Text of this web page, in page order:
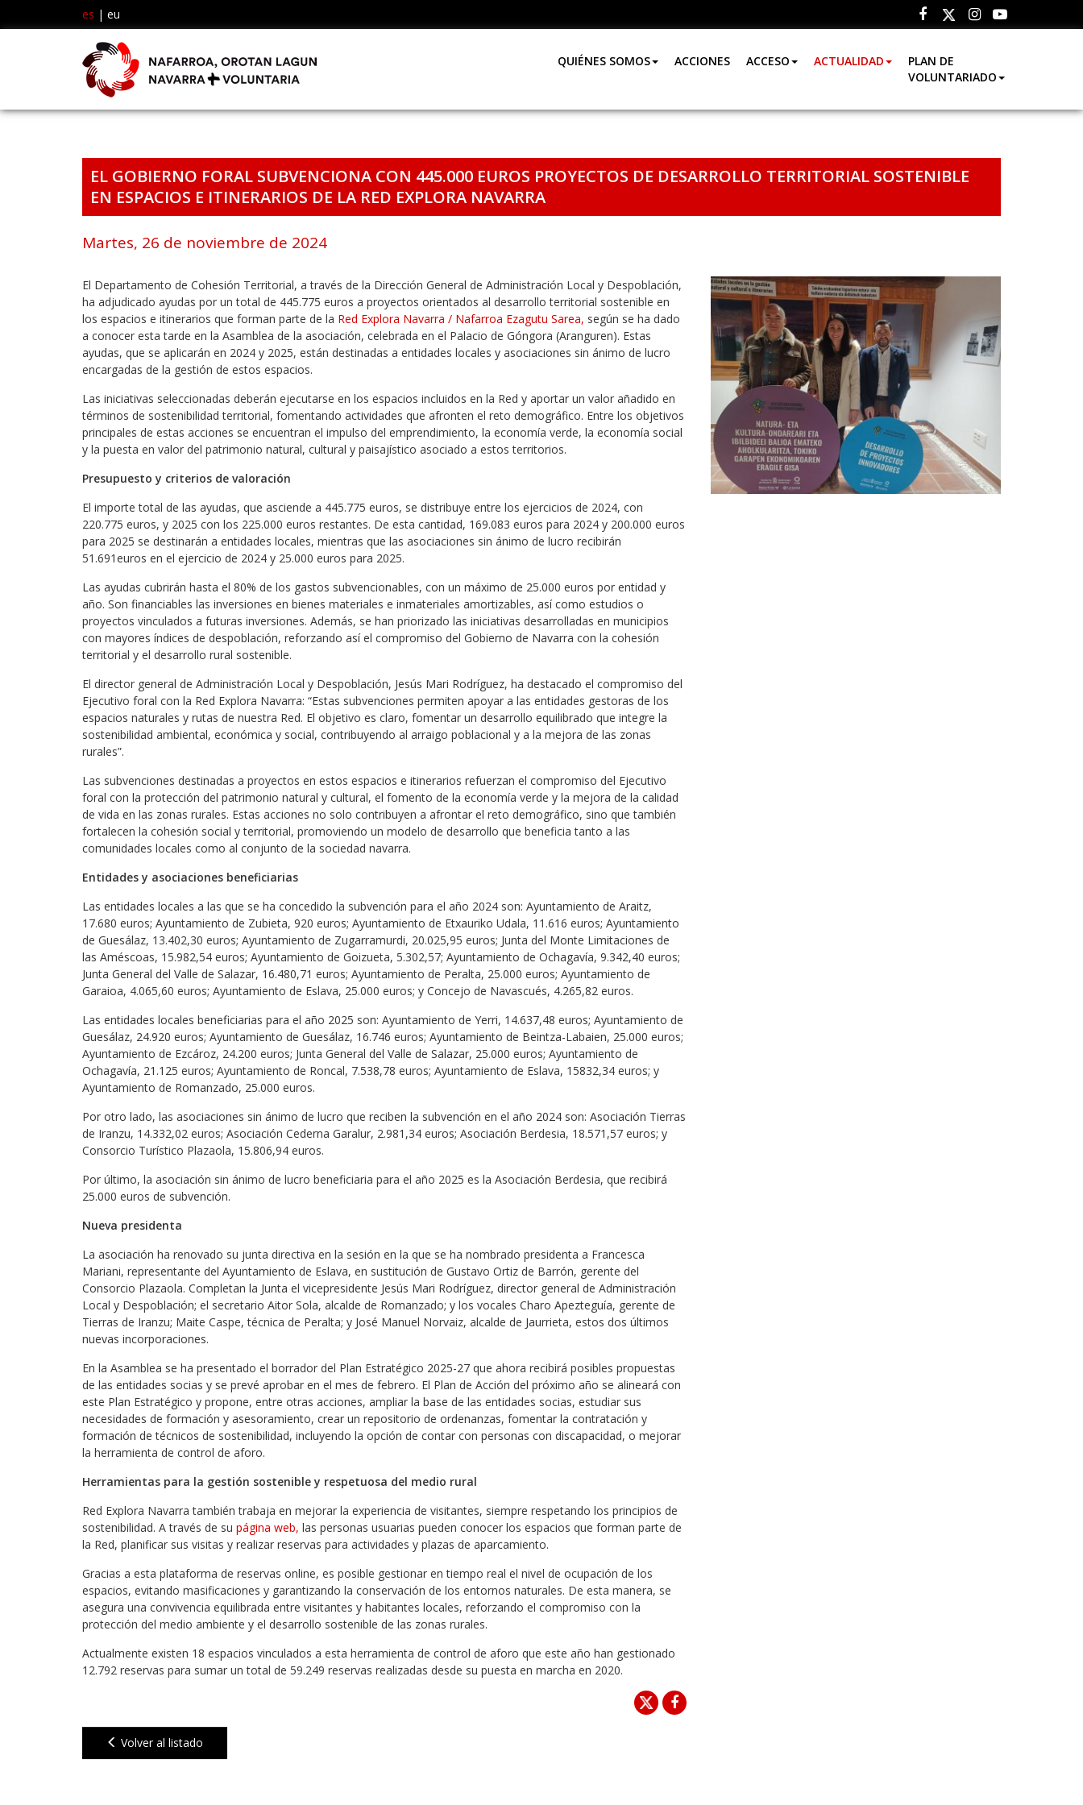
es | eu
Facebook
Twitter
Instagram
Youtube
QUIÉNES SOMOS ACCIONES ACCESO ACTUALIDAD
PLAN DE
VOLUNTARIADO
EL GOBIERNO FORAL SUBVENCIONA CON 445.000 EUROS PROYECTOS DE DESARROLLO TERRITORIAL SOSTENIBLE
EN ESPACIOS E ITINERARIOS DE LA RED EXPLORA NAVARRA
Martes, 26 de noviembre de 2024
El Departamento de Cohesión Territorial, a través de la Dirección General de Administración Local y Despoblación,
ha adjudicado ayudas por un total de 445.775 euros a proyectos orientados al desarrollo territorial sostenible en
los espacios e itinerarios que forman parte de la Red Explora Navarra / Nafarroa Ezagutu Sarea, según se ha dado
a conocer esta tarde en la Asamblea de la asociación, celebrada en el Palacio de Góngora (Aranguren). Estas
ayudas, que se aplicarán en 2024 y 2025, están destinadas a entidades locales y asociaciones sin ánimo de lucro
encargadas de la gestión de estos espacios.
Las iniciativas seleccionadas deberán ejecutarse en los espacios incluidos en la Red y aportar un valor añadido en
términos de sostenibilidad territorial, fomentando actividades que afronten el reto demográfico. Entre los objetivos
principales de estas acciones se encuentran el impulso del emprendimiento, la economía verde, la economía social
y la puesta en valor del patrimonio natural, cultural y paisajístico asociado a estos territorios.
Presupuesto y criterios de valoración
El importe total de las ayudas, que asciende a 445.775 euros, se distribuye entre los ejercicios de 2024, con
220.775 euros, y 2025 con los 225.000 euros restantes. De esta cantidad, 169.083 euros para 2024 y 200.000 euros
para 2025 se destinarán a entidades locales, mientras que las asociaciones sin ánimo de lucro recibirán
51.691euros en el ejercicio de 2024 y 25.000 euros para 2025.
Las ayudas cubrirán hasta el 80% de los gastos subvencionables, con un máximo de 25.000 euros por entidad y
año. Son financiables las inversiones en bienes materiales e inmateriales amortizables, así como estudios o
proyectos vinculados a futuras inversiones. Además, se han priorizado las iniciativas desarrolladas en municipios
con mayores índices de despoblación, reforzando así el compromiso del Gobierno de Navarra con la cohesión
territorial y el desarrollo rural sostenible.
El director general de Administración Local y Despoblación, Jesús Mari Rodríguez, ha destacado el compromiso del
Ejecutivo foral con la Red Explora Navarra: “Estas subvenciones permiten apoyar a las entidades gestoras de los
espacios naturales y rutas de nuestra Red. El objetivo es claro, fomentar un desarrollo equilibrado que integre la
sostenibilidad ambiental, económica y social, contribuyendo al arraigo poblacional y a la mejora de las zonas
rurales”.
Las subvenciones destinadas a proyectos en estos espacios e itinerarios refuerzan el compromiso del Ejecutivo
foral con la protección del patrimonio natural y cultural, el fomento de la economía verde y la mejora de la calidad
de vida en las zonas rurales. Estas acciones no solo contribuyen a afrontar el reto demográfico, sino que también
fortalecen la cohesión social y territorial, promoviendo un modelo de desarrollo que beneficia tanto a las
comunidades locales como al conjunto de la sociedad navarra.
Entidades y asociaciones beneficiarias
Las entidades locales a las que se ha concedido la subvención para el año 2024 son: Ayuntamiento de Araitz,
17.680 euros; Ayuntamiento de Zubieta, 920 euros; Ayuntamiento de Etxauriko Udala, 11.616 euros; Ayuntamiento
de Guesálaz, 13.402,30 euros; Ayuntamiento de Zugarramurdi, 20.025,95 euros; Junta del Monte Limitaciones de
las Améscoas, 15.982,54 euros; Ayuntamiento de Goizueta, 5.302,57; Ayuntamiento de Ochagavía, 9.342,40 euros;
Junta General del Valle de Salazar, 16.480,71 euros; Ayuntamiento de Peralta, 25.000 euros; Ayuntamiento de
Garaioa, 4.065,60 euros; Ayuntamiento de Eslava, 25.000 euros; y Concejo de Navascués, 4.265,82 euros.
Las entidades locales beneficiarias para el año 2025 son: Ayuntamiento de Yerri, 14.637,48 euros; Ayuntamiento de
Guesálaz, 24.920 euros; Ayuntamiento de Guesálaz, 16.746 euros; Ayuntamiento de Beintza-Labaien, 25.000 euros;
Ayuntamiento de Ezcároz, 24.200 euros; Junta General del Valle de Salazar, 25.000 euros; Ayuntamiento de
Ochagavía, 21.125 euros; Ayuntamiento de Roncal, 7.538,78 euros; Ayuntamiento de Eslava, 15832,34 euros; y
Ayuntamiento de Romanzado, 25.000 euros.
Por otro lado, las asociaciones sin ánimo de lucro que reciben la subvención en el año 2024 son: Asociación Tierras
de Iranzu, 14.332,02 euros; Asociación Cederna Garalur, 2.981,34 euros; Asociación Berdesia, 18.571,57 euros; y
Consorcio Turístico Plazaola, 15.806,94 euros.
Por último, la asociación sin ánimo de lucro beneficiaria para el año 2025 es la Asociación Berdesia, que recibirá
25.000 euros de subvención.
Nueva presidenta
La asociación ha renovado su junta directiva en la sesión en la que se ha nombrado presidenta a Francesca
Mariani, representante del Ayuntamiento de Eslava, en sustitución de Gustavo Ortiz de Barrón, gerente del
Consorcio Plazaola. Completan la Junta el vicepresidente Jesús Mari Rodríguez, director general de Administración
Local y Despoblación; el secretario Aitor Sola, alcalde de Romanzado; y los vocales Charo Apezteguía, gerente de
Tierras de Iranzu; Maite Caspe, técnica de Peralta; y José Manuel Norvaiz, alcalde de Jaurrieta, estos dos últimos
nuevas incorporaciones.
En la Asamblea se ha presentado el borrador del Plan Estratégico 2025-27 que ahora recibirá posibles propuestas
de las entidades socias y se prevé aprobar en el mes de febrero. El Plan de Acción del próximo año se alineará con
este Plan Estratégico y propone, entre otras acciones, ampliar la base de las entidades socias, estudiar sus
necesidades de formación y asesoramiento, crear un repositorio de ordenanzas, fomentar la contratación y
formación de técnicos de sostenibilidad, incluyendo la opción de contar con personas con discapacidad, o mejorar
la herramienta de control de aforo.
Herramientas para la gestión sostenible y respetuosa del medio rural
Red Explora Navarra también trabaja en mejorar la experiencia de visitantes, siempre respetando los principios de
sostenibilidad. A través de su página web, las personas usuarias pueden conocer los espacios que forman parte de
la Red, planificar sus visitas y realizar reservas para actividades y plazas de aparcamiento.
Gracias a esta plataforma de reservas online, es posible gestionar en tiempo real el nivel de ocupación de los
espacios, evitando masificaciones y garantizando la conservación de los entornos naturales. De esta manera, se
asegura una convivencia equilibrada entre visitantes y habitantes locales, reforzando el compromiso con la
protección del medio ambiente y el desarrollo sostenible de las zonas rurales.
Actualmente existen 18 espacios vinculados a esta herramienta de control de aforo que este año han gestionado
12.792 reservas para sumar un total de 59.249 reservas realizadas desde su puesta en marcha en 2020.
Volver al listado